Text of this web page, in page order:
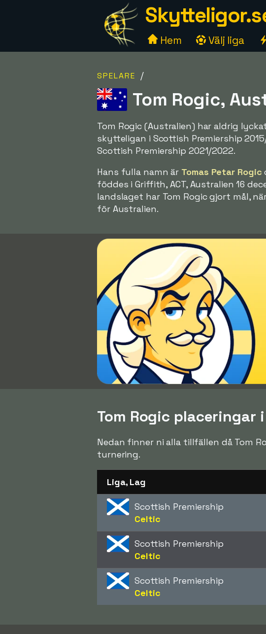
Hem Välj liga
SPELARE /
Tom Rogic,
Tom Rogic (Australien) har aldrig
skytteligan i Scottish Premiership
Scottish Premiership 2021/2022.
Hans fulla namn är Tomas Petar Rogic
föddes i Griffith, ACT, Australien 16
landslaget har Tom Rogic gjort mål,
för Australien.
Tom Rogic placeringar
Nedan finner ni alla tillfällen då Tom
turnering.
Liga, Lag
Scottish Premiership
Celtic
Scottish Premiership
Celtic
Scottish Premiership
Celtic